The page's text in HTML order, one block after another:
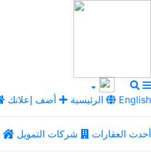
الرئيسية أضف إعلانك English
أحدث العقارات شركات التمويل